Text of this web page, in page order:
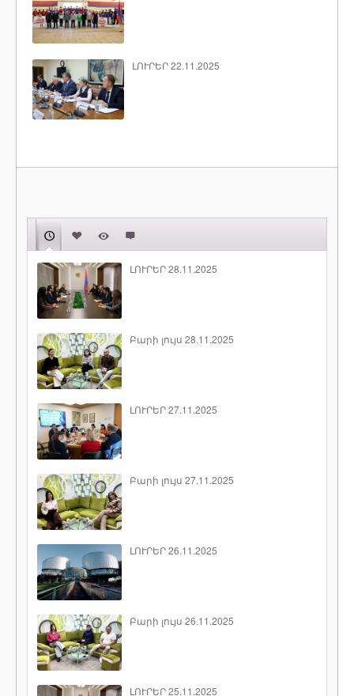
ԼՈՒՐԵՐ 22.11.2025
ԼՈՒՐԵՐ 28.11.2025
Բարի լույս 28.11.2025
ԼՈՒՐԵՐ 27.11.2025
Բարի լույս 27.11.2025
ԼՈՒՐԵՐ 26.11.2025
Բարի լույս 26.11.2025
ԼՈՒՐԵՐ 25.11.2025